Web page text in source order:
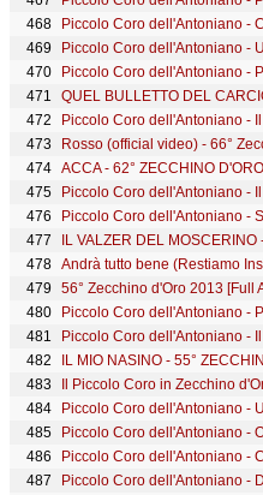
Piccolo Coro dell'Antoniano -
Andrà tutto bene (Restiamo
Il Piccolo Coro in Zecchino
Piccolo Coro dell'Antoniano -